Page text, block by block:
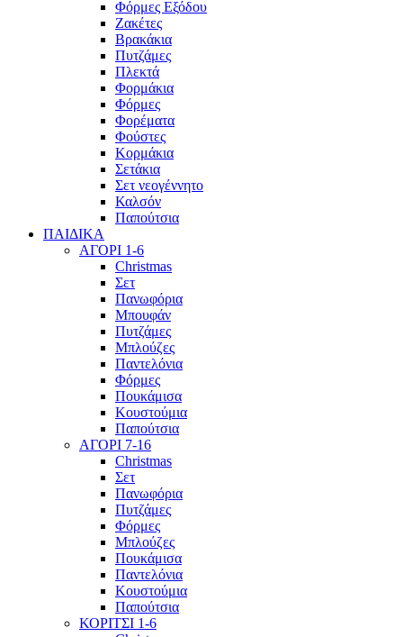
Φόρμες Εξόδου
Ζακέτες
Βρακάκια
Πυτζάμες
Πλεκτά
Φορμάκια
Φόρμες
Φορέματα
Φούστες
Κορμάκια
Σετάκια
Σετ νεογέννητο
Καλσόν
Παπούτσια
ΠΑΙΔΙΚΑ
ΑΓΟΡΙ 1-6
Christmas
Σετ
Πανωφόρια
Μπουφάν
Πυτζάμες
Μπλούζες
Παντελόνια
Φόρμες
Πουκάμισα
Κουστούμια
Παπούτσια
ΑΓΟΡΙ 7-16
Christmas
Σετ
Πανωφόρια
Πυτζάμες
Φόρμες
Μπλούζες
Πουκάμισα
Παντελόνια
Κουστούμια
Παπούτσια
ΚΟΡΙΤΣΙ 1-6